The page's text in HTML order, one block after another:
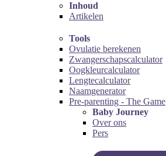
Inhoud
Artikelen
Tools
Ovulatie berekenen
Zwangerschapscalculator
Oogkleurcalculator
Lengtecalculator
Naamgenerator
Pre-parenting - The Game
Baby Journey
Over ons
Pers